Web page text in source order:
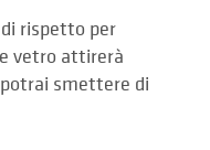
rispetto per
vetro attirerà
smettere di